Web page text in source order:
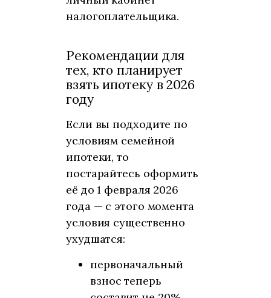
налогоплательщика.
Рекомендации для
тех, кто планирует
взять ипотеку в 2026
году
Если вы подходите по
условиям семейной
ипотеки, то
постарайтесь оформить
её до 1 февраля 2026
года — с этого момента
условия существенно
ухудшатся:
первоначальный
взнос теперь